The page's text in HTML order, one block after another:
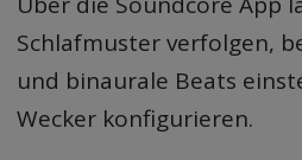
Schlafmuster verfolgen,
und binaurale Beats
Wecker konfigurieren.